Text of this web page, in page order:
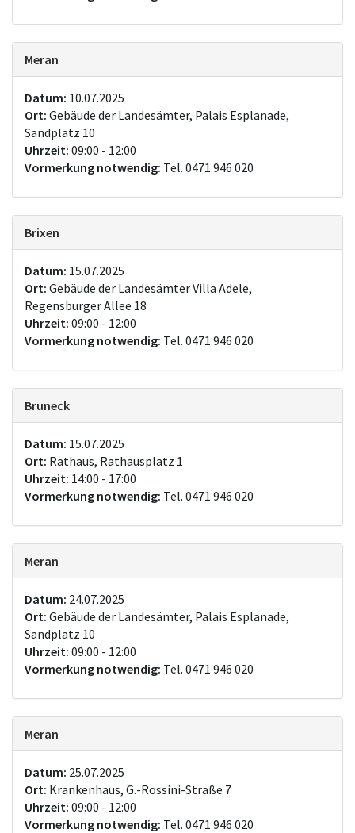
Meran
Datum: 10.07.2025
Ort: Gebäude der Landesämter, Palais Esplanade,
Sandplatz 10
Uhrzeit: 09:00 - 12:00
Vormerkung notwendig: Tel. 0471 946 020
Brixen
Datum: 15.07.2025
Ort: Gebäude der Landesämter Villa Adele,
Regensburger Allee 18
Uhrzeit: 09:00 - 12:00
Vormerkung notwendig: Tel. 0471 946 020
Bruneck
Datum: 15.07.2025
Ort: Rathaus, Rathausplatz 1
Uhrzeit: 14:00 - 17:00
Vormerkung notwendig: Tel. 0471 946 020
Meran
Datum: 24.07.2025
Ort: Gebäude der Landesämter, Palais Esplanade,
Sandplatz 10
Uhrzeit: 09:00 - 12:00
Vormerkung notwendig: Tel. 0471 946 020
Meran
Datum: 25.07.2025
Ort: Krankenhaus, G.-Rossini-Straße 7
Uhrzeit: 09:00 - 12:00
Vormerkung notwendig: Tel. 0471 946 020